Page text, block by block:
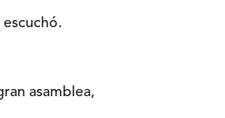
asamblea,